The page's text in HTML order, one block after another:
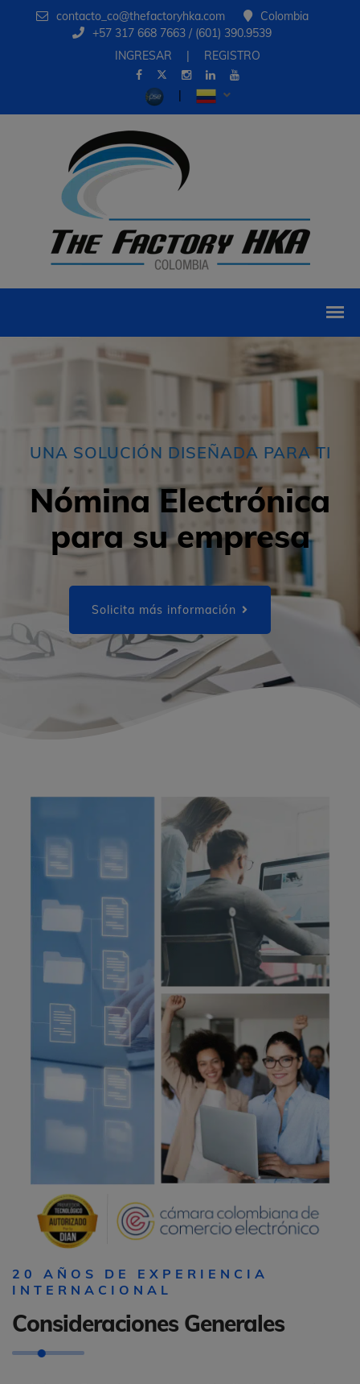
contacto_co@thefactoryhka.com
Colombia
+57 317 668 7663 / (601) 390.9539
INGRESAR
| REGISTRO
UNA SOLUCIÓN DISEÑADA PARA TI
Nómina Electrónica
para su empresa
Solicita más información
20 AÑOS DE EXPERIENCIA
INTERNACIONAL
Consideraciones Generales